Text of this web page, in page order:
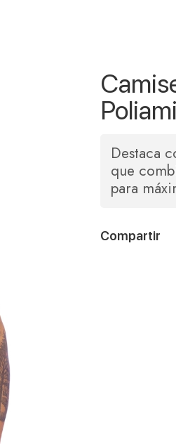
Destaca
que
para
Compartir